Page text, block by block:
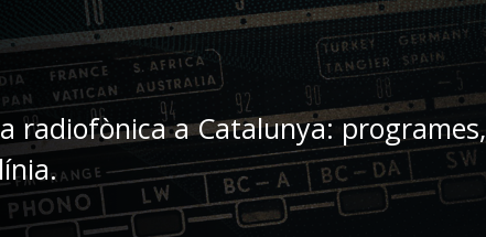
radiofònica a Catalunya: programes,